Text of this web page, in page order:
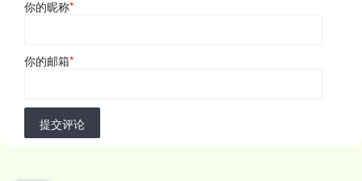
你的昵称*
你的邮箱*
提交评论